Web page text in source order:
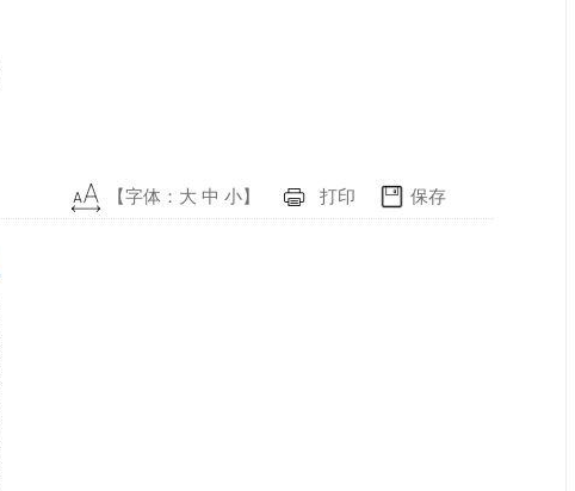
【字体： 大 中 小】 打印 保存